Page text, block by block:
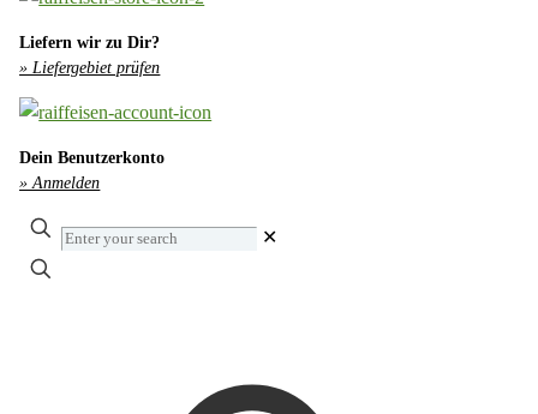
Liefern wir zu Dir?
» Liefergebiet prüfen
Dein Benutzerkonto
» Anmelden
Enter
your
✕